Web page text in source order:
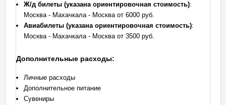
Ж/д билеты (указана ориентировочная стоимость):
Москва - Махачкала - Москва от 6000 руб.
Авиабилеты (указана ориентировочная стоимость):
Москва - Махачкала - Москва от 3500 руб.
Дополнительные расходы:
Личные расходы
Дополнительное питание
Сувениры